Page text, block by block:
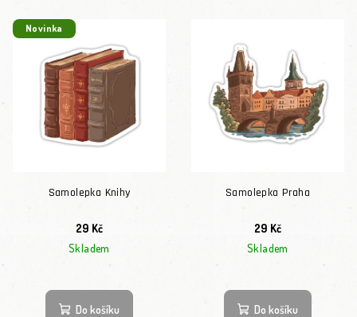
Výpis produktů
Novinka
Samolepka Knihy
29 Kč
Skladem
Do košíku
Samolepka Praha
29 Kč
Skladem
Do košíku